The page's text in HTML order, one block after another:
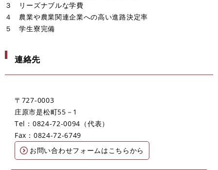
３ リーズナブルな学費
４ 農業や農業関連企業への高い進路決定率
５ 学生寮完備
連絡先
〒727-0003
庄原市是松町55－1
Tel：0824-72-0094
代表
Fax：0824-72-6749
お問い合わせフォームはこちらから